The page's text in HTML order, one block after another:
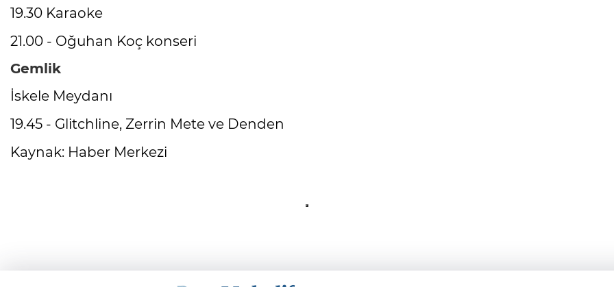
19.30 Karaoke
21.00 - Oğuhan Koç konseri
Gemlik
İskele Meydanı
19.45 - Glitchline, Zerrin Mete ve Denden
Kaynak: Haber Merkezi